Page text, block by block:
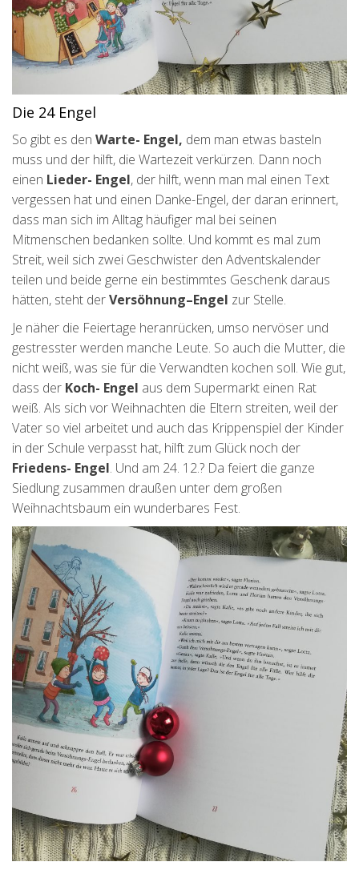
Die 24 Engel
So gibt es den Warte- Engel, dem man etwas basteln
muss und der hilft, die Wartezeit verkürzen. Dann noch
einen Lieder- Engel, der hilft, wenn man mal einen Text
vergessen hat und einen Danke-Engel, der daran erinnert,
dass man sich im Alltag häufiger mal bei seinen
Mitmenschen bedanken sollte. Und kommt es mal zum
Streit, weil sich zwei Geschwister den Adventskalender
teilen und beide gerne ein bestimmtes Geschenk daraus
hätten, steht derVersöhnung–Engel zur Stelle.
Je näher die Feiertage heranrücken, umso nervöser und
gestresster werden manche Leute. So auch die Mutter, die
nicht weiß, was sie für die Verwandten kochen soll. Wie gut,
dass der Koch- Engel aus dem Supermarkt einen Rat
weiß. Als sich vor Weihnachten die Eltern streiten, weil der
Vater so viel arbeitet und auch das Krippenspiel der Kinder
in der Schule verpasst hat, hilft zum Glück noch der
Friedens- Engel. Und am 24. 12.? Da feiert die ganze
Siedlung zusammen draußen unter dem großen
Weihnachtsbaum ein wunderbares Fest.